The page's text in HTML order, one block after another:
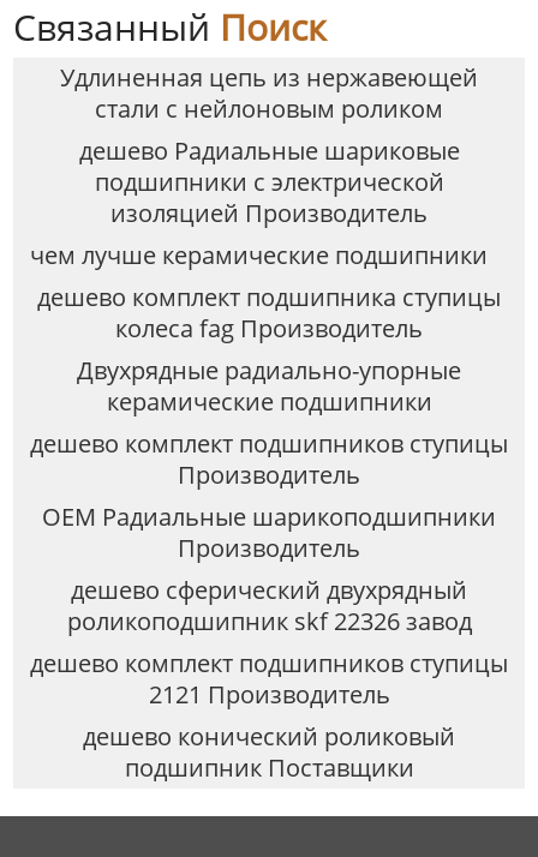
Связанный Поиск
Удлиненная цепь из нержавеющей
стали с нейлоновым роликом
дешево Радиальные шариковые
подшипники с электрической
изоляцией Производитель
чем лучше керамические подшипники
дешево комплект подшипника ступицы
колеса fag Производитель
Двухрядные радиально-упорные
керамические подшипники
дешево комплект подшипников ступицы
Производитель
OEM Радиальные шарикоподшипники
Производитель
дешево сферический двухрядный
роликоподшипник skf 22326 завод
дешево комплект подшипников ступицы
2121 Производитель
дешево конический роликовый
подшипник Поставщики